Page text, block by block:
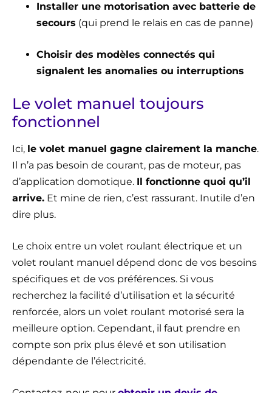
Installer une motorisation avec batterie de
secours (qui prend le relais en cas de panne)
Choisir des modèles connectés qui
signalent les anomalies ou interruptions
Le volet manuel toujours
fonctionnel
Ici, le volet manuel gagne clairement la manche.
Il n’a pas besoin de courant, pas de moteur, pas
d’application domotique. Il fonctionne quoi qu’il
arrive. Et mine de rien, c’est rassurant. Inutile d’en
dire plus.
Le choix entre un volet roulant électrique et un
volet roulant manuel dépend donc de vos besoins
spécifiques et de vos préférences. Si vous
recherchez la facilité d’utilisation et la sécurité
renforcée, alors un volet roulant motorisé sera la
meilleure option. Cependant, il faut prendre en
compte son prix plus élevé et son utilisation
dépendante de l’électricité.